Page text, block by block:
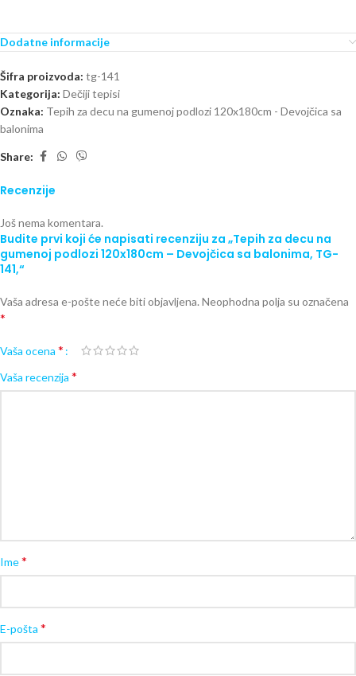
Dodatne informacije
Šifra proizvoda: tg-141
Kategorija: Dečiji tepisi
Oznaka: Tepih za decu na gumenoj podlozi 120x180cm - Devojčica sa
balonima
Share:
Recenzije
Još nema komentara.
Budite prvi koji će napisati recenziju za „Tepih za decu na
gumenoj podlozi 120x180cm – Devojčica sa balonima, TG-
141,“
Vaša adresa e-pošte neće biti objavljena. Neophodna polja su označena
*
Vaša ocena *
Vaša recenzija *
Ime*
E-pošta *